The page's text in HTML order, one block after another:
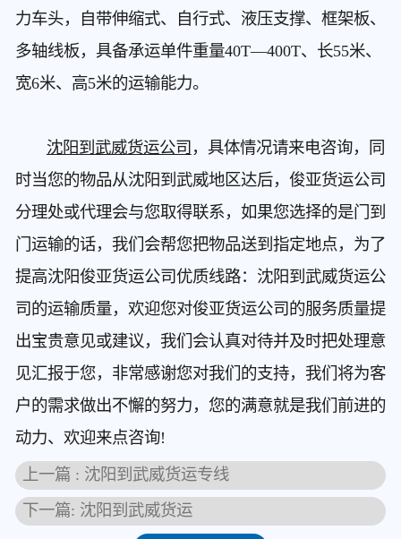
力车头，自带伸缩式、自行式、液压支撑、框架板、
多轴线板，具备承运单件重量40T—400T、长55米、
宽6米、高5米的运输能力。
沈阳到武威货运公司 ，具体情况请来电咨询，同
时当您的物品从沈阳到武威地区达后，俊亚货运公司
分理处或代理会与您取得联系，如果您选择的是门到
门运输的话，我们会帮您把物品送到指定地点，为了
提高沈阳俊亚货运公司优质线路：沈阳到武威货运公
司的运输质量，欢迎您对俊亚货运公司的服务质量提
出宝贵意见或建议，我们会认真对待并及时把处理意
见汇报于您，非常感谢您对我们的支持，我们将为客
户的需求做出不懈的努力，您的满意就是我们前进的
动力、欢迎来点咨询!
上一篇 : 沈阳到武威货运专线
下一篇: 沈阳到武威货运